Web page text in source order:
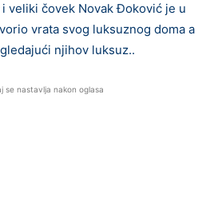
veliki čovek Novak Đoković je u
vrata svog luksuznog doma a
njihov luksuz..
se nastavlja nakon oglasa